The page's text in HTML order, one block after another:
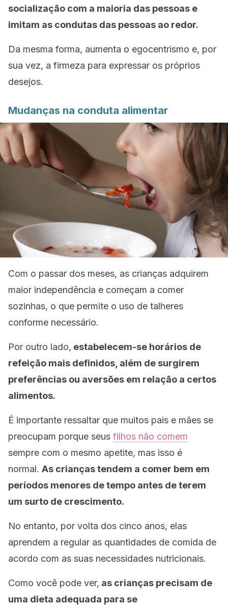
socialização com a maioria das pessoas e
imitam as condutas das pessoas ao redor.
Da mesma forma, aumenta o egocentrismo e, por
sua vez, a firmeza para expressar os próprios
desejos.
Mudanças na conduta alimentar
Com o passar dos meses, as crianças adquirem
maior independência e começam a comer
sozinhas, o que permite o uso de talheres
conforme necessário.
Por outro lado, estabelecem-se horários de
refeição mais definidos, além de surgirem
preferências ou aversões em relação a certos
alimentos.
É importante ressaltar que muitos pais e mães se
preocupam porque seus filhos não comem
sempre com o mesmo apetite, mas isso é
normal. As crianças tendem a comer bem em
períodos menores de tempo antes de terem
um surto de crescimento.
No entanto, por volta dos cinco anos, elas
aprendem a regular as quantidades de comida de
acordo com as suas necessidades nutricionais.
Como você pode ver, as crianças precisam de
uma dieta adequada para se